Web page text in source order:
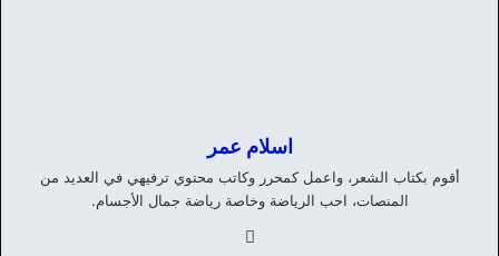
اسلام عمر
أقوم بكتاب الشعر، واعمل كمحرر وكاتب محتوي ترفيهي في العديد من
المنصات، احب الرياضة وخاصة رياضة جمال الأجسام.